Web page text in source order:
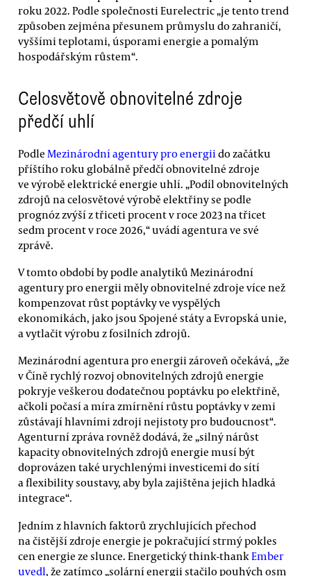
roku 2022. Podle společnosti Eurelectric „je tento trend
způsoben zejména přesunem průmyslu do zahraničí,
vyššími teplotami, úsporami energie a pomalým
hospodářským růstem“.
Celosvětově obnovitelné zdroje
předčí uhlí
Podle Mezinárodní agentury pro energii do začátku
příštího roku globálně předčí obnovitelné zdroje
ve výrobě elektrické energie uhlí. „Podíl obnovitelných
zdrojů na celosvětové výrobě elektřiny se podle
prognóz zvýší z třiceti procent v roce 2023 na třicet
sedm procent v roce 2026,“ uvádí agentura ve své
zprávě.
V tomto období by podle analytiků Mezinárodní
agentury pro energii měly obnovitelné zdroje více než
kompenzovat růst poptávky ve vyspělých
ekonomikách, jako jsou Spojené státy a Evropská unie,
a vytlačit výrobu z fosilních zdrojů.
Mezinárodní agentura pro energii zároveň očekává, „že
v Číně rychlý rozvoj obnovitelných zdrojů energie
pokryje veškerou dodatečnou poptávku po elektřině,
ačkoli počasí a míra zmírnění růstu poptávky v zemi
zůstávají hlavními zdroji nejistoty pro budoucnost“.
Agenturní zpráva rovněž dodává, že „silný nárůst
kapacity obnovitelných zdrojů energie musí být
doprovázen také urychlenými investicemi do sítí
a flexibility soustavy, aby byla zajištěna jejich hladká
integrace“.
Jedním z hlavních faktorů zrychlujících přechod
na čistější zdroje energie je pokračující strmý pokles
cen energie ze slunce. Energetický think-thankEmber
uvedl, že zatímco „solární energii stačilo pouhých osm